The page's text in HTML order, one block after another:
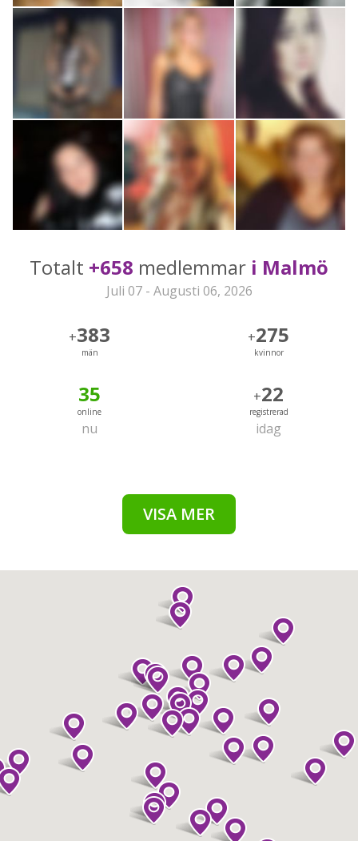
Totalt +658 medlemmar i Malmö
Juli 07 - Augusti 06, 2026
+383
män
+275
kvinnor
35
online
nu
+22
registrerad
idag
VISA MER